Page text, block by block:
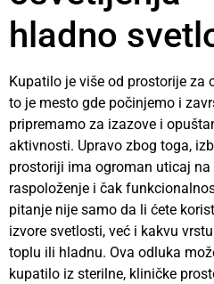
hladno
Kupatilo je više od prostorije za
to je mesto gde počinjemo i
pripremamo za izazove i
aktivnosti. Upravo zbog toga,
prostoriji ima ogroman uticaj
raspoloženje i čak
pitanje nije samo da li ćete
izvore svetlosti, već i kakvu
toplu ili hladnu. Ova odluka
kupatilo iz sterilne, kliničke